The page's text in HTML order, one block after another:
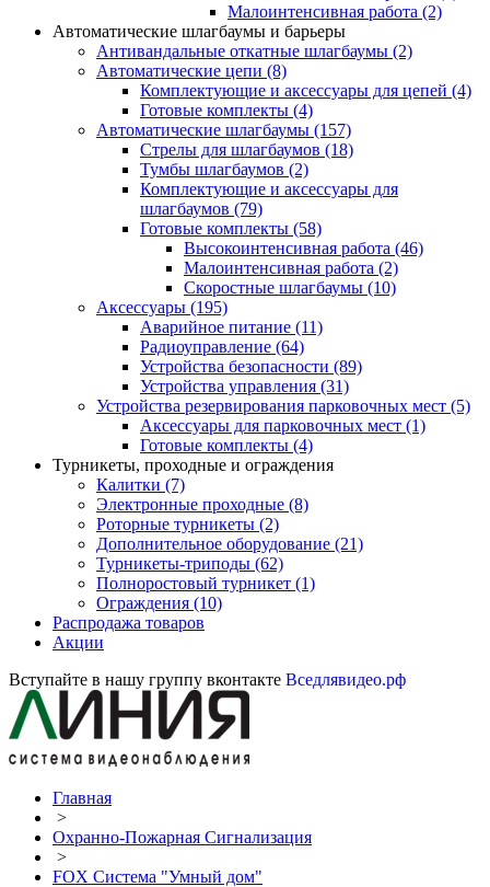
Малоинтенсивная работа (2)
Автоматические шлагбаумы и барьеры
Антивандальные откатные шлагбаумы (2)
Автоматические цепи (8)
Комплектующие и аксессуары для цепей (4)
Готовые комплекты (4)
Автоматические шлагбаумы (157)
Стрелы для шлагбаумов (18)
Тумбы шлагбаумов (2)
Комплектующие и аксессуары для
шлагбаумов (79)
Готовые комплекты (58)
Высокоинтенсивная работа (46)
Малоинтенсивная работа (2)
Скоростные шлагбаумы (10)
Аксессуары (195)
Аварийное питание (11)
Радиоуправление (64)
Устройства безопасности (89)
Устройства управления (31)
Устройства резервирования парковочных мест (5)
Аксессуары для парковочных мест (1)
Готовые комплекты (4)
Турникеты, проходные и ограждения
Калитки (7)
Электронные проходные (8)
Роторные турникеты (2)
Дополнительное оборудование (21)
Турникеты-триподы (62)
Полноростовый турникет (1)
Ограждения (10)
Распродажа товаров
Акции
Вступайте в нашу группу вконтакте Вседлявидео.рф
Главная
>
Охранно-Пожарная Сигнализация
>
FOX Система "Умный дом"